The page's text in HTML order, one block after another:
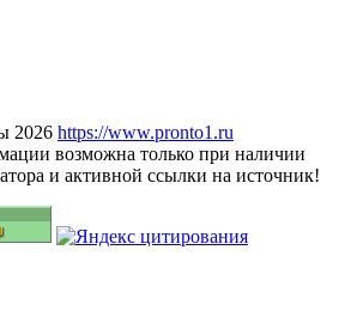
2026 https://www.pronto1.ru
возможна только при наличии
и активной ссылки на источник!